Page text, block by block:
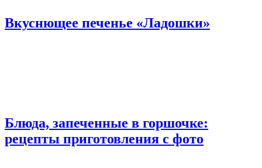
Вкуснющее печенье «Ладошки»
Блюда, запеченные в горшочке:
рецепты приготовления с фото